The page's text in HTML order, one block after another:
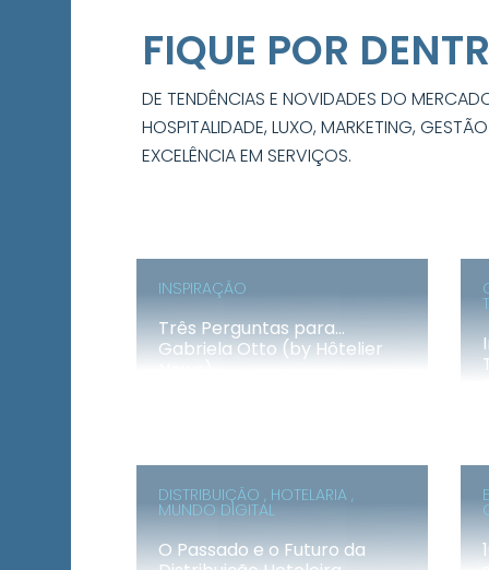
FIQUE POR
DE TENDÊNCIAS E NOVIDADES DO
HOSPITALIDADE, LUXO, MARKETING,
EXCELÊNCIA EM SERVIÇOS.
INSPIRAÇÃO
Três Perguntas para…
Gabriela Otto (by Hôtelier
DISTRIBUIÇÃO , HOTELARIA ,
MUNDO DIGITAL
O Passado e o Futuro da